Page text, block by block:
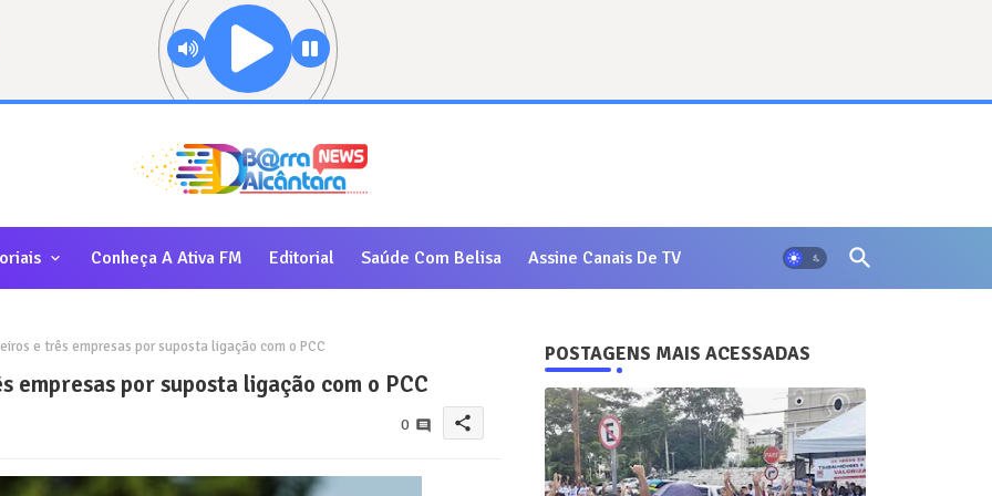
Conheça A Ativa FM Editorial Saúde Com Belisa Assine Canais De TV
e três empresas por suposta ligação com o PCC
empresas por suposta ligação com o PCC
0 share
POSTAGENS MAIS ACESSADAS